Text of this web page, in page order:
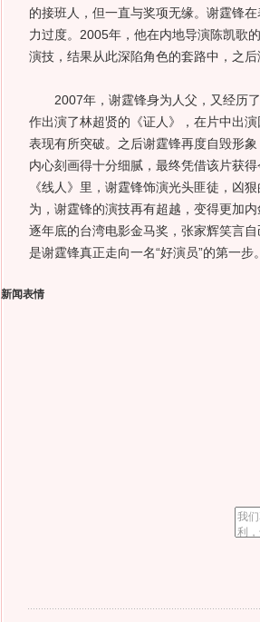
的接班人，但一直与奖项无缘。谢霆锋
力过度。2005年，他在内地导演陈凯歌
演技，结果从此深陷角色的套路中，之后
2007年，谢霆锋身为人父，又经历了
作出演了林超贤的《证人》，在片中出
表现有所突破。之后谢霆锋再度自毁形
内心刻画得十分细腻，最终凭借该片获
《线人》里，谢霆锋饰演光头匪徒，凶
为，谢霆锋的演技再有超越，变得更加
逐年底的台湾电影金马奖，张家辉笑言
是谢霆锋真正走向一名“好演员”的第一步。
新闻表情